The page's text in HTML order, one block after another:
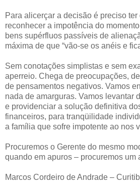
Para alicerçar a decisão é preciso ter
reconhecer a impotência do
bens supérfluos passíveis de
máxima de que “vão-se os anéis e
Sem conotações simplistas e sem
aperreio. Chega de preocupações,
de pensamentos negativos. Vamos
nada de amarguras. Vamos levantar
e providenciar a solução definitiva
financeiros, para tranqüilidade
a família que sofre impotente ao nos
Procuremos o Gerente do mesmo
quando em apuros – procuremos um
Marcos Cordeiro de Andrade –